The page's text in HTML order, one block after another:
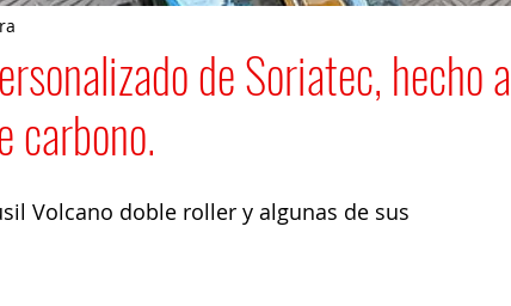
de Soriatec, hecho a
carbono.
Volcano doble roller y algunas de sus